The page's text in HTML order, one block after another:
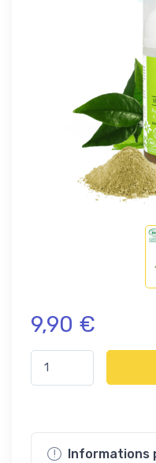
9,90 €
Informations